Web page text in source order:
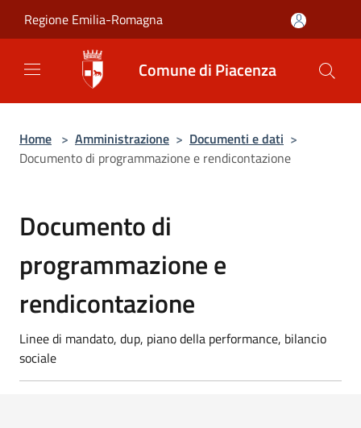
Regione Emilia-Romagna
Comune di Piacenza
Home > Amministrazione > Documenti e dati >
Documento di programmazione e rendicontazione
Documento di
programmazione e
rendicontazione
Linee di mandato, dup, piano della performance, bilancio
sociale